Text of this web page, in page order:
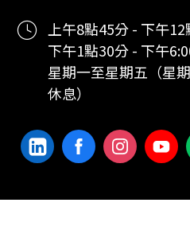
上午8點45分 - 下午12
下午1點30分 - 下午
星期一至星期五（星
休息）